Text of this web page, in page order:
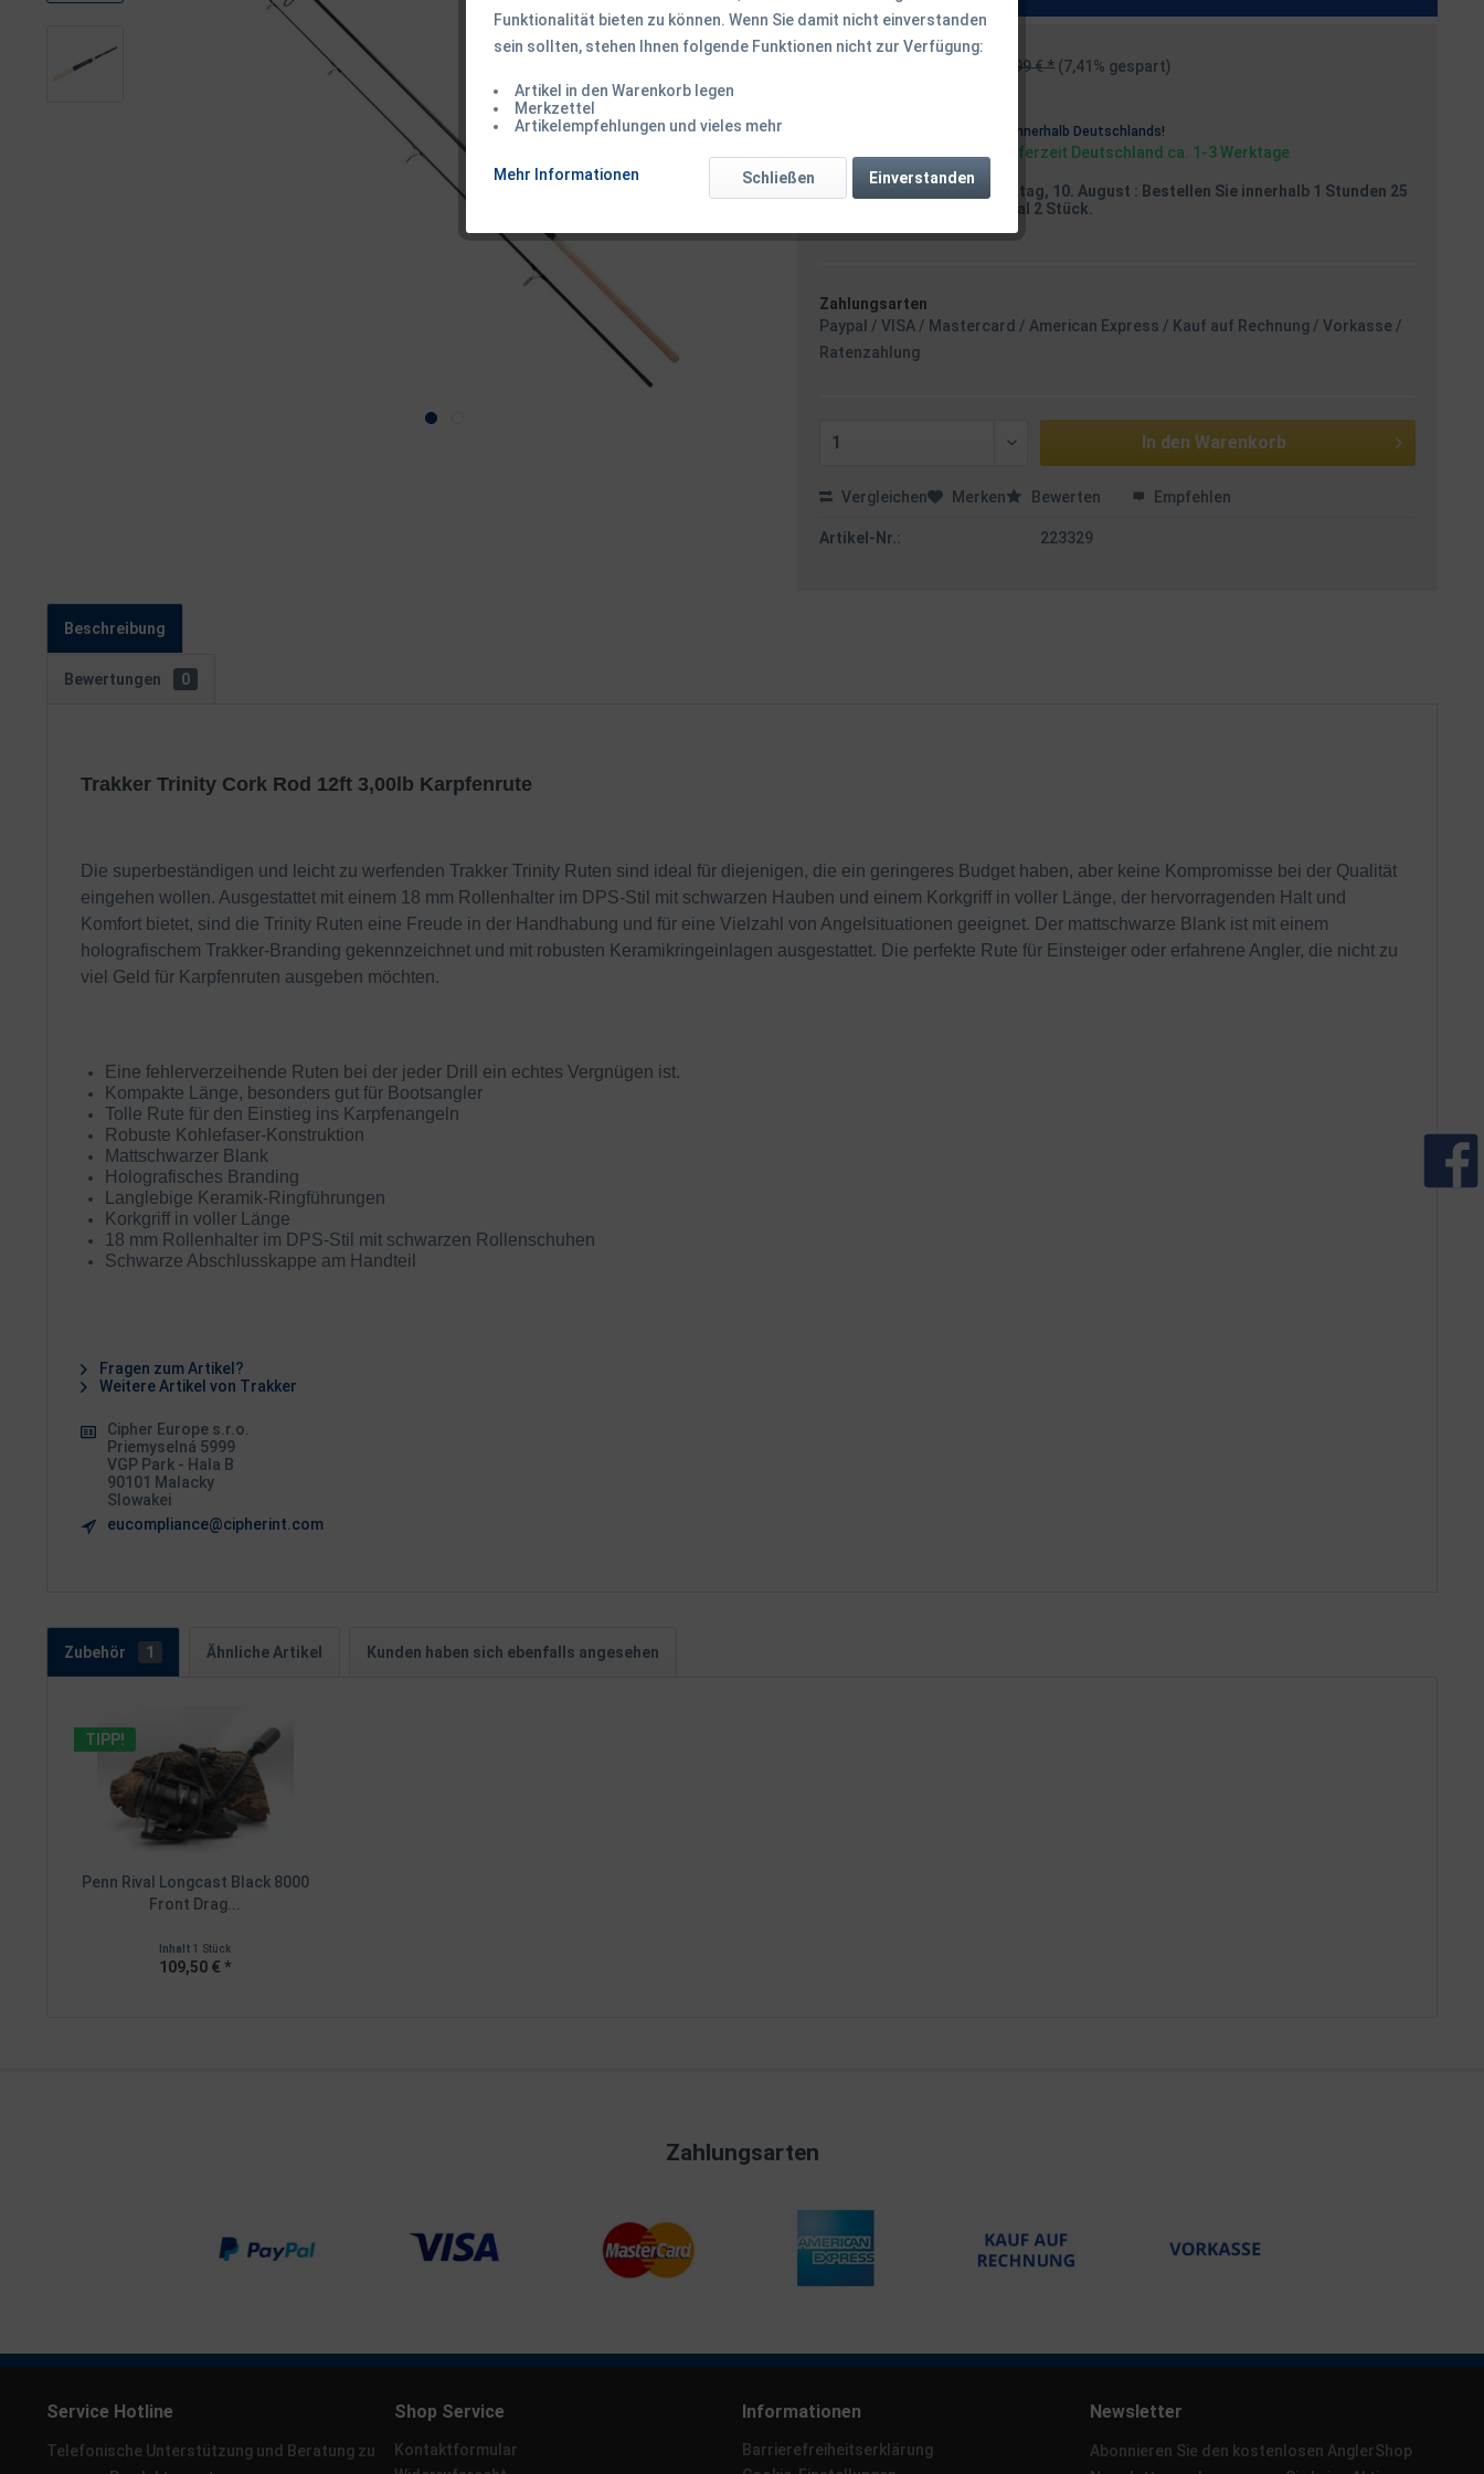
87,95 € * 94,99 € * (7,41% gespart)
innerhalb Deutschlands!
Sofort versandfertig, Lieferzeit Deutschland ca. 1-3 Werktage
Versand am Montag, 10. August : Bestellen Sie innerhalb 1 Stunden 25
- maximal 2 Stück.
Zahlungsarten
Paypal / VISA / Mastercard / American Express / Kauf auf Rechnung / Vorkasse /
Ratenzahlung
In den Warenkorb
Vergleichen Merken Bewerten Empfehlen
Artikel-Nr.: 223329
Beschreibung
Bewertungen 0
Trakker Trinity Cork Rod 12ft 3,00lb Karpfenrute
Die superbeständigen und leicht zu werfenden Trakker Trinity Ruten sind ideal für diejenigen, die ein geringeres Budget haben, aber keine Kompromisse bei der Qualität
eingehen wollen. Ausgestattet mit einem 18 mm Rollenhalter im DPS-Stil mit schwarzen Hauben und einem Korkgriff in voller Länge, der hervorragenden Halt und
Komfort bietet, sind die Trinity Ruten eine Freude in der Handhabung und für eine Vielzahl von Angelsituationen geeignet. Der mattschwarze Blank ist mit einem
holografischem Trakker-Branding gekennzeichnet und mit robusten Keramikringeinlagen ausgestattet. Die perfekte Rute für Einsteiger oder erfahrene Angler, die nicht zu
viel Geld für Karpfenruten ausgeben möchten.
Eine fehlerverzeihende Ruten bei der jeder Drill ein echtes Vergnügen ist.
Kompakte Länge, besonders gut für Bootsangler
Tolle Rute für den Einstieg ins Karpfenangeln
Robuste Kohlefaser-Konstruktion
Mattschwarzer Blank
Holografisches Branding
Langlebige Keramik-Ringführungen
Korkgriff in voller Länge
18 mm Rollenhalter im DPS-Stil mit schwarzen Rollenschuhen
Schwarze Abschlusskappe am Handteil
Fragen zum Artikel?
Weitere Artikel von Trakker
Cipher Europe s.r.o.
Priemyselná 5999
VGP Park - Hala B
90101 Malacky
Slowakei
eucompliance@cipherint.com
Zubehör 1 Ähnliche Artikel Kunden haben sich ebenfalls angesehen
TIPP!
Penn Rival Longcast Black 8000
Front Drag...
Inhalt1 Stück
109,50 € *
Zahlungsarten
Service Hotline
Telefonische Unterstützung und Beratung zu
Shop Service
Kontaktformular
Informationen
Barrierefreiheitserklärung
Newsletter
Abonnieren Sie den kostenlosen AnglerShop
Funktionalität bieten zu können. Wenn Sie damit nicht einverstanden
sein sollten, stehen Ihnen folgende Funktionen nicht zur Verfügung:
Artikel in den Warenkorb legen
Merkzettel
Artikelempfehlungen und vieles mehr
Mehr Informationen Einverstanden
Schließen